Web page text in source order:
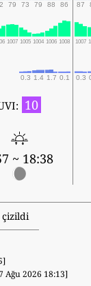
79 73 79 88 86 87
1007 1005 1004 1006 1008 1007
0.3 1.4 1.7 0.1 0.3
10
~ 18:38
çizildi
Ağu 2026 18:13]